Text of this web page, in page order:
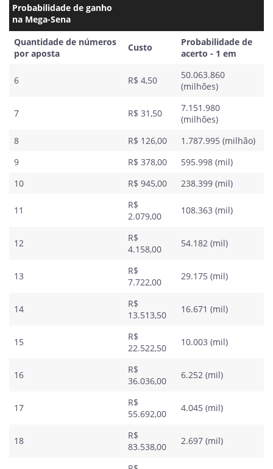
Probabilidade de ganho
na Mega-Sena
Quantidade de números
por aposta
Custo
Probabilidade de
acerto - 1 em
6 R$ 4,50
50.063.860
(milhões)
7 R$ 31,50
7.151.980
(milhões)
8
R$ 126,00
1.787.995 (milhão)
9
R$ 378,00
595.998 (mil)
10
R$ 945,00 238.399 (mil)
11
R$
2.079,00
108.363 (mil)
12
R$
4.158,00
54.182 (mil)
13
R$
7.722,00
29.175 (mil)
14
R$
13.513,50
16.671 (mil)
15
R$
22.522,50
10.003 (mil)
16
R$
36.036,00
6.252 (mil)
17
R$
55.692,00
4.045 (mil)
18
R$
83.538,00
2.697 (mil)